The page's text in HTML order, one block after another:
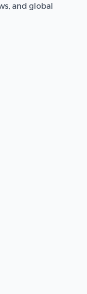
and global